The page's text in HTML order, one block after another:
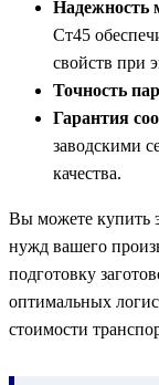
Надежность
Ст45
свойств при
Точность
Гарантия
заводскими
качества.
Вы можете купить
нужд вашего
подготовку
оптимальных
стоимости